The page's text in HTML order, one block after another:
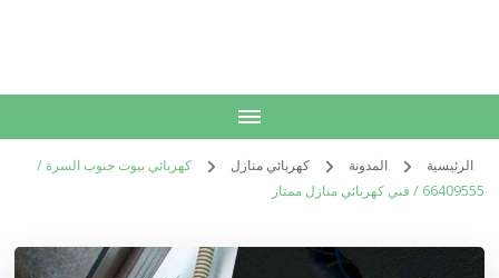
الرئيسية المدونة كهربائي منازل
كهربائي بيوت جنوب السرة /
66409555 / فني كهربائي منازل ممتاز